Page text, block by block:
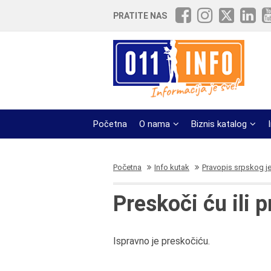
PRATITE NAS
Početna O nama Biznis katalog
Početna Info kutak Pravopis srpskog
Preskoči ću ili
Ispravno je preskočiću.